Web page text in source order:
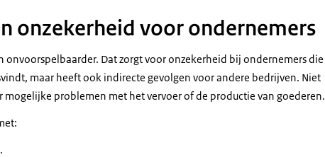
onzekerheid voor ondernemers
Dat zorgt voor onzekerheid bij ondernemers die
maar heeft ook indirecte gevolgen voor andere bedrijven. Niet
problemen met het vervoer of de productie van goederen.